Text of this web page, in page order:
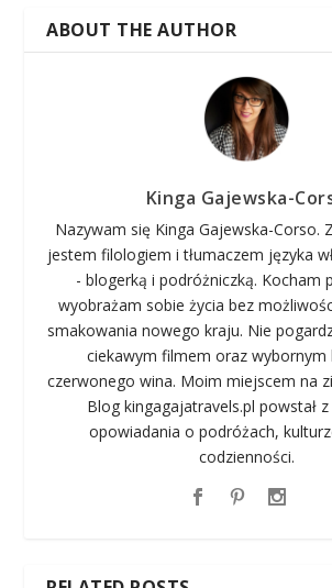
ABOUT THE AUTHOR
Kinga Gajewska-
Nazywam się Kinga Gajewska-Corso.
jestem filologiem i tłumaczem języka
- blogerką i podróżniczką. Kocham
wyobrażam sobie życia bez
smakowania nowego kraju. Nie
ciekawym filmem oraz wybornym
czerwonego wina. Moim miejscem na
Blog kingagajatravels.pl powstał z
opowiadania o podróżach,
codzienności.